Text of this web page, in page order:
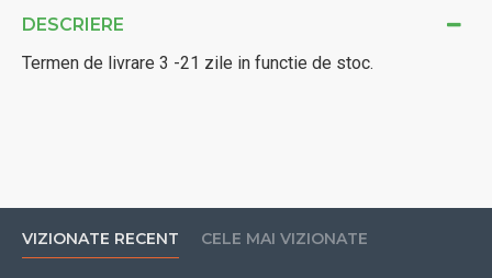
DESCRIERE
Termen de livrare 3 -21 zile in functie de stoc.
VIZIONATE RECENT CELE MAI VIZIONATE